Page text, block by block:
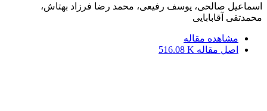
اسماعیل صالحی، یوسف رفیعی، محمد رضا فرزاد بهتاش،
محمدتقی آقابابایی
مشاهده مقاله
اصل مقاله 516.08 K